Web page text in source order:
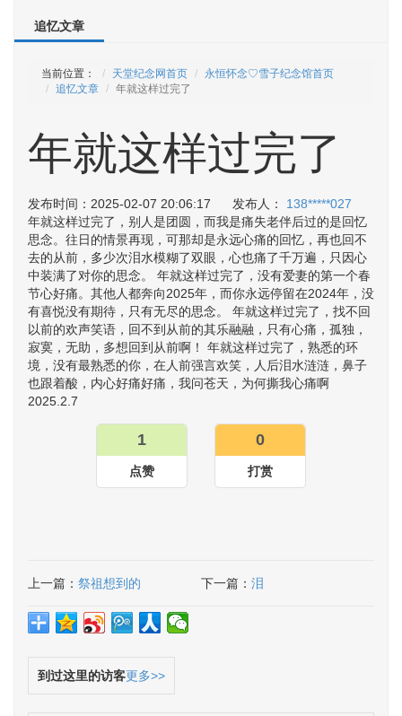
追忆文章
当前位置： 天堂纪念网首页
永恒怀念♡雪子纪念馆首页
追忆文章
年就这样过完了
年就这样过完了
发布时间：2025-02-07 20:06:17 发布人： 138*****027
年就这样过完了，别人是团圆，而我是痛失老伴后过的是回忆
思念。往日的情景再现，可那却是永远心痛的回忆，再也回不
去的从前，多少次泪水模糊了双眼，心也痛了千万遍，只因心
中装满了对你的思念。 年就这样过完了，没有爱妻的第一个春
节心好痛。其他人都奔向2025年，而你永远停留在2024年，没
有喜悦没有期待，只有无尽的思念。 年就这样过完了，找不回
以前的欢声笑语，回不到从前的其乐融融，只有心痛，孤独，
寂寞，无助，多想回到从前啊！ 年就这样过完了，熟悉的环
境，没有最熟悉的你，在人前强言欢笑，人后泪水涟涟，鼻子
也跟着酸，内心好痛好痛，我问苍天，为何撕我心痛啊
2025.2.7
1
点赞
0
打赏
上一篇： 祭祖想到的 下一篇： 泪
到过这里的访客更多>>